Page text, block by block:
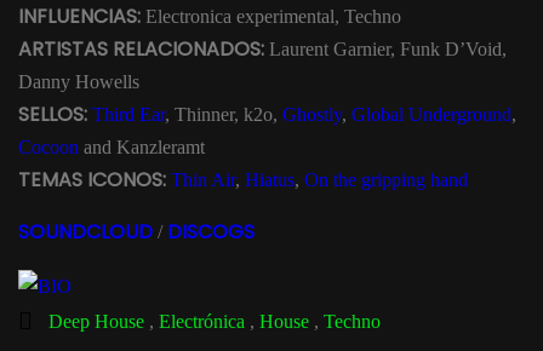
INFLUENCIAS: Electronica experimental, Techno
ARTISTAS RELACIONADOS: Laurent Garnier, Funk D’Void,
Danny Howells
SELLOS: Third Ear, Thinner, k2o, Ghostly, Global Underground,
Cocoon and Kanzleramt
TEMAS ICONOS: Thin Air, Hiatus, On the gripping hand
SOUNDCLOUD / DISCOGS
Deep House Electrónica House Techno